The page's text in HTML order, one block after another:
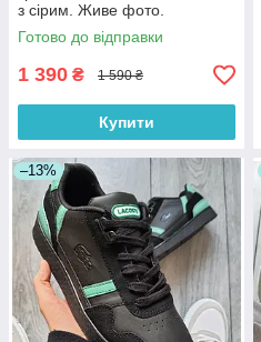
з сірим. Живе фото.
Туреччина. Топ
Готово до відправки
1 390 ₴ 1 590 ₴
Купити
–13%